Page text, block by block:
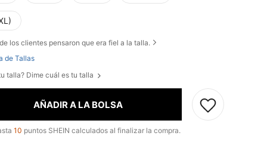
de los clientes pensaron que era fiel a la talla.
de Tallas
talla? Dime cuál es tu talla
AÑADIR A LA BOLSA
10 puntos SHEIN calculados al finalizar la compra.